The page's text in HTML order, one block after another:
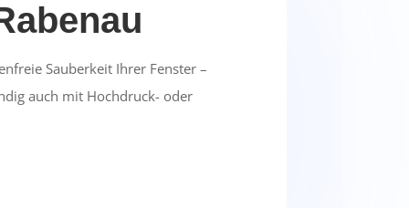
Sauberkeit Ihrer Fenster –
auch mit Hochdruck- oder